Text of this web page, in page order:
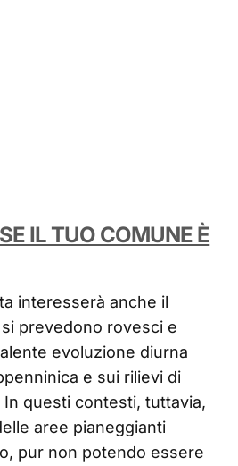
IL TUO COMUNE È
interesserà anche il
prevedono rovesci e
evoluzione diurna
e sui rilievi di
In questi contesti, tuttavia,
aree pianeggianti
pur non potendo essere